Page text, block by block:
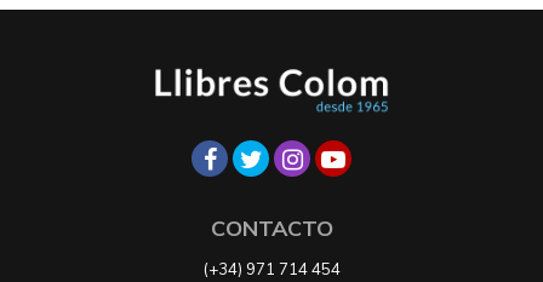
CONTACTO
(+34) 971 714 454